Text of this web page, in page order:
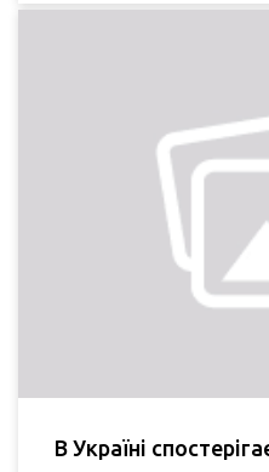
В Україні